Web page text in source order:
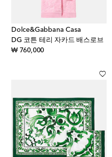
Dolce&Gabbana Casa
DG 코튼 테리 자카드 배스로브
₩ 760,000original price